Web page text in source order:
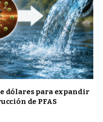
dólares para expandir
de PFAS